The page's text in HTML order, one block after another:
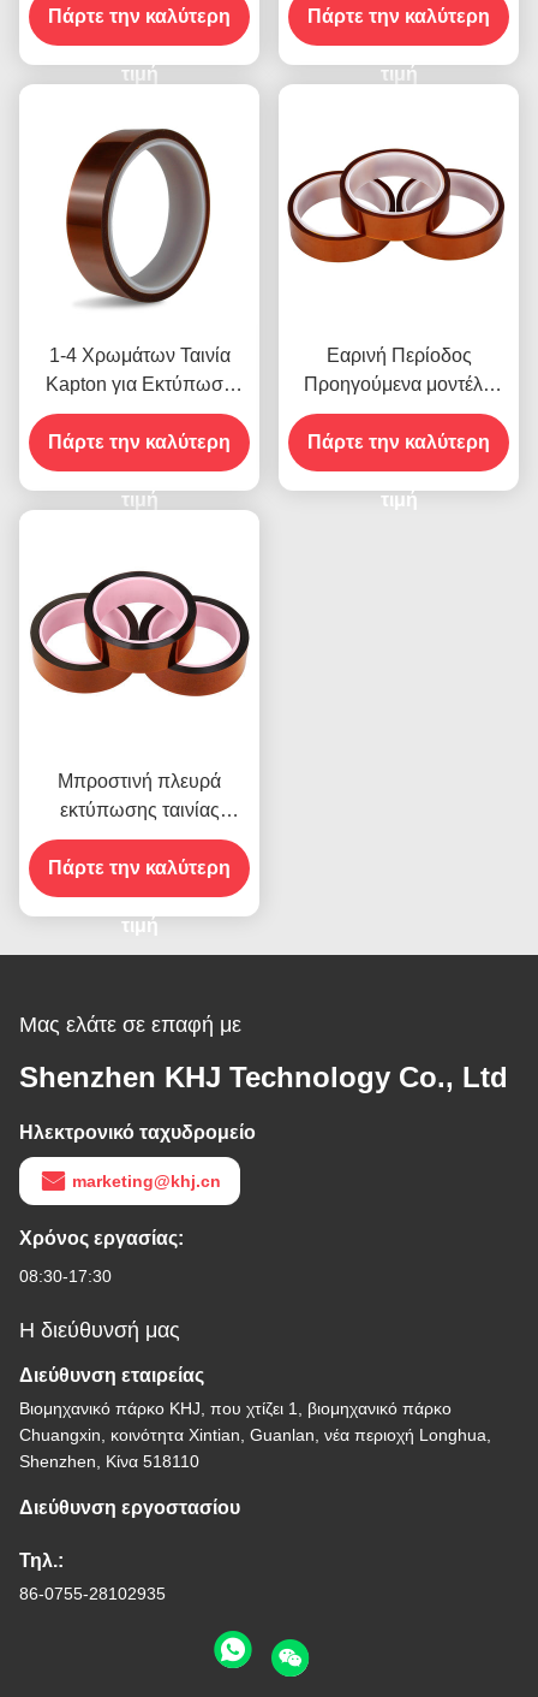
Πάρτε την καλύτερη
τιμή
πληρωμής πιστωτικής
κάρτας για προηγούμενα
μοντέλα
Πάρτε την καλύτερη
τιμή
1-4 Χρωμάτων Ταινία
Kapton για Εκτύπωση
στην Μπροστινή Όψη
Πάρτε την καλύτερη
τιμή
Εαρινή Περίοδος
Προηγούμενα μοντέλα
που διαθέτουν Αντοχή
στην Υγρασία και
2.5N/25mm Αντοχή
Αποκόλλησης
Πάρτε την καλύτερη
τιμή
Μπροστινή πλευρά
εκτύπωσης ταινίας
υψηλής θερμοκρασίας για
προϊόν σε απόθεμα
Πάρτε την καλύτερη
τιμή
Μας ελάτε σε επαφή με
Shenzhen KHJ Technology Co., Ltd
Ηλεκτρονικό ταχυδρομείο
marketing@khj.cn
Χρόνος εργασίας:
08:30-17:30
Η διεύθυνσή μας
Διεύθυνση εταιρείας
Βιομηχανικό πάρκο KHJ, που χτίζει 1, βιομηχανικό πάρκο
Chuangxin, κοινότητα Xintian, Guanlan, νέα περιοχή Longhua,
Shenzhen, Κίνα 518110
Διεύθυνση εργοστασίου
Τηλ.:
86-0755-28102935